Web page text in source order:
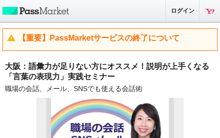
ログイン
【重要】PassMarketサービスの終了について
大阪：語彙力が足りない方にオススメ！説明が上手くなる
「言葉の表現力」実践セミナー
職場の会話、メール、SNSでも使える会話術